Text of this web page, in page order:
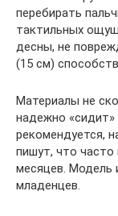
перебирать
тактильных
десны, не
(15 см)
Материалы не
надежно «сидит»
рекомендуется,
пишут, что
месяцев. Модель
младенцев.